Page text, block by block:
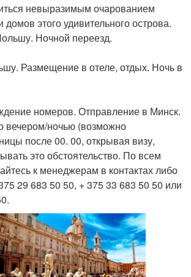
невыразимым очарованием
домов этого удивительного острова.
Ночной переезд.
Размещение в отеле, отдых. Ночь в
номеров. Отправление в Минск.
вечером/ночью (возможно
после 00. 00, открывая визу,
это обстоятельство. По всем
к менеджерам в контактах либо
29 683 50 50, + 375 33 683 50 50 или